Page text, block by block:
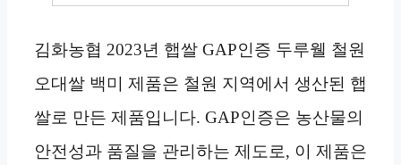
김화농협 2023년 햅쌀 GAP인증 두루웰 철원
오대쌀 백미 제품은 철원 지역에서 생산된 햅
쌀로 만든 제품입니다. GAP인증은 농산물의
안전성과 품질을 관리하는 제도로, 이 제품은